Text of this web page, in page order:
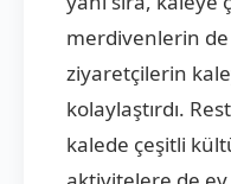
merdivenlerin
ziyaretçilerin
kolaylaştırdı.
kalede çeşitli